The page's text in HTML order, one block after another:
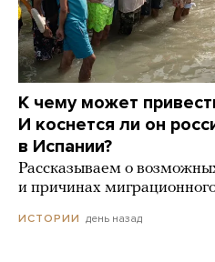
К чему может
И коснется ли он
в Испании?
Рассказываем о
и причинах
ИСТОРИИ день назад